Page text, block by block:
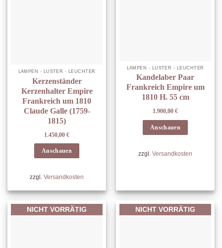
LAMPEN - LÜSTER - LEUCHTER
Kerzenständer
Kerzenhalter Empire
Frankreich um 1810
Claude Galle (1759-
1815)
1.450,00 €
Anschauen
zzgl. Versandkosten
LAMPEN - LÜSTER - LEUCHTER
Kandelaber Paar
Frankreich Empire um
1810 H. 55 cm
1.900,00 €
Anschauen
zzgl. Versandkosten
NICHT VORRÄTIG NICHT VORRÄTIG